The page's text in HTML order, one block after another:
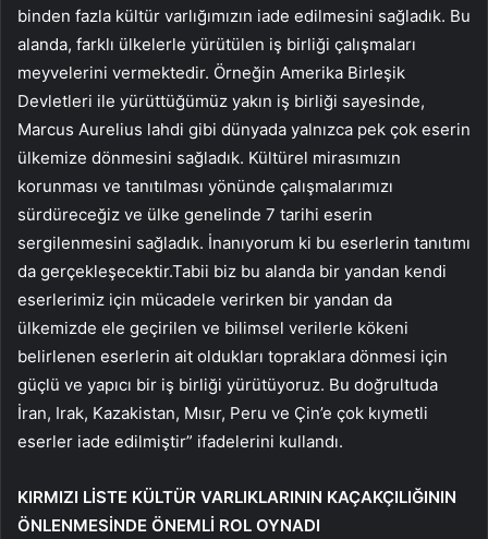
binden fazla kültür varlığımızın iade edilmesini sağladık. Bu
alanda, farklı ülkelerle yürütülen iş birliği çalışmaları
meyvelerini vermektedir. Örneğin Amerika Birleşik
Devletleri ile yürüttüğümüz yakın iş birliği sayesinde,
Marcus Aurelius lahdi gibi dünyada yalnızca pek çok eserin
ülkemize dönmesini sağladık. Kültürel mirasımızın
korunması ve tanıtılması yönünde çalışmalarımızı
sürdüreceğiz ve ülke genelinde 7 tarihi eserin
sergilenmesini sağladık. İnanıyorum ki bu eserlerin tanıtımı
da gerçekleşecektir.Tabii biz bu alanda bir yandan kendi
eserlerimiz için mücadele verirken bir yandan da
ülkemizde ele geçirilen ve bilimsel verilerle kökeni
belirlenen eserlerin ait oldukları topraklara dönmesi için
güçlü ve yapıcı bir iş birliği yürütüyoruz. Bu doğrultuda
İran, Irak, Kazakistan, Mısır, Peru ve Çin’e çok kıymetli
eserler iade edilmiştir” ifadelerini kullandı.
KIRMIZI LİSTE KÜLTÜR VARLIKLARININ KAÇAKÇILIĞININ
ÖNLENMESİNDE ÖNEMLİ ROL OYNADI